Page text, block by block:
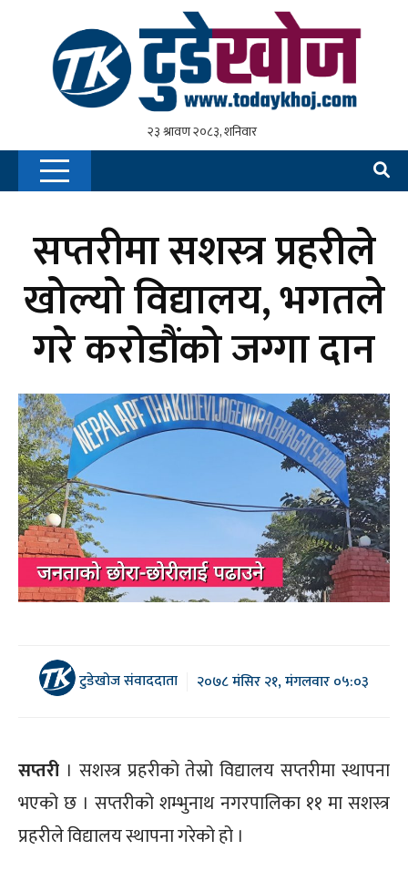
सप्तरीमा सशस्त्र प्रहरीले
खोल्यो विद्यालय, भगतले
गरे करोडौंको जग्गा दान
टुडेखोज संवाददाता २०७८ मंसिर २१, मंगलवार ०५:०३
सप्तरी । सशस्त्र प्रहरीको तेस्रो विद्यालय सप्तरीमा स्थापना
भएको छ । सप्तरीको शम्भुनाथ नगरपालिका ११ मा सशस्त्र
प्रहरीले विद्यालय स्थापना गरेको हो ।